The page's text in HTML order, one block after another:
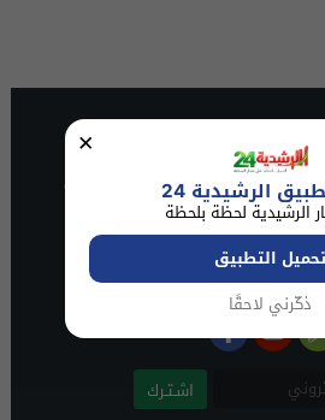
اشـتـرك
×
الرشيدية 24
الرشيدية لحظة بلحظة
تحميل التطبيق
ذكّرني لاحقًا